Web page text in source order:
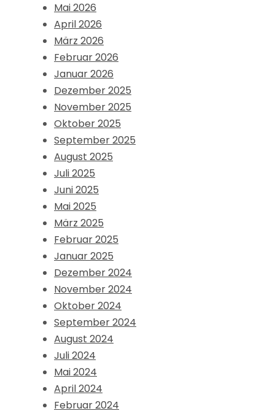
Mai 2026
April 2026
März 2026
Februar 2026
Januar 2026
Dezember 2025
November 2025
Oktober 2025
September 2025
August 2025
Juli 2025
Juni 2025
Mai 2025
März 2025
Februar 2025
Januar 2025
Dezember 2024
November 2024
Oktober 2024
September 2024
August 2024
Juli 2024
Mai 2024
April 2024
Februar 2024